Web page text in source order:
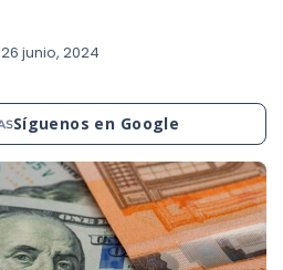
26 junio, 2024
Síguenos en Google